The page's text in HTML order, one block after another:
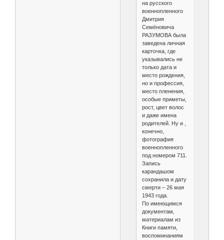
на русского
военнопленного
Дмитрия
Семёновича
РАЗУМОВА была
заведена личная
карточка, где
указывались не
только дата и
место рождения,
но и профессия,
место пленения,
особые приметы,
рост, цвет волос
и даже имена
родителей. Ну и ,
конечно,
фотография
военнопленного
под номером 711.
Запись
карандашом
сохранила и дату
смерти – 26 мая
1943 года.
По имеющимся
документам,
материалам из
Книги памяти,
воспоминаниям